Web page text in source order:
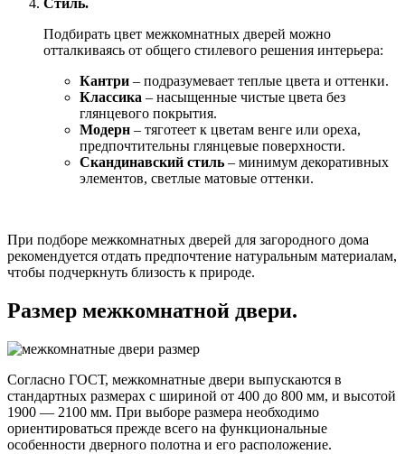
Стиль.
Подбирать цвет межкомнатных дверей можно
отталкиваясь от общего стилевого решения интерьера:
Кантри – подразумевает теплые цвета и оттенки.
Классика – насыщенные чистые цвета без
глянцевого покрытия.
Модерн – тяготеет к цветам венге или ореха,
предпочтительны глянцевые поверхности.
Скандинавский стиль – минимум декоративных
элементов, светлые матовые оттенки.
При подборе межкомнатных дверей для загородного дома
рекомендуется отдать предпочтение натуральным материалам,
чтобы подчеркнуть близость к природе.
Размер межкомнатной двери.
Согласно ГОСТ, межкомнатные двери выпускаются в
стандартных размерах с шириной от 400 до 800 мм, и высотой
1900 — 2100 мм. При выборе размера необходимо
ориентироваться прежде всего на функциональные
особенности дверного полотна и его расположение.